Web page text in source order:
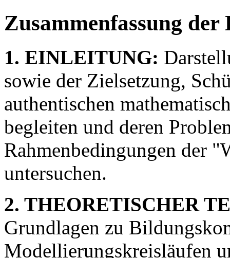
Zusammenfassung der
1. EINLEITUNG:
sowie der Zielsetzung,
authentischen
begleiten und deren
Rahmenbedingungen der
untersuchen.
2. THEORETISCHER
Grundlagen zu
Modellierungskreisläufen